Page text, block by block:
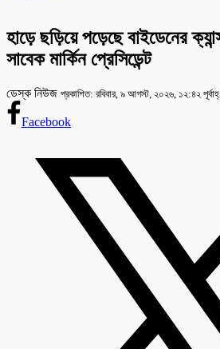
হাড়ে ছড়িয়ে পড়েছে বাইডেনের
সাবেক মার্কিন প্রেসিডেন্ট
ডেস্ক নিউজ প্রকাশিত: রবিবার, ৯ আগস্ট, ২০২৬, ১২:৪২
Facebook